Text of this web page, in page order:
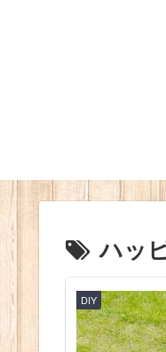
ハッ
DIY